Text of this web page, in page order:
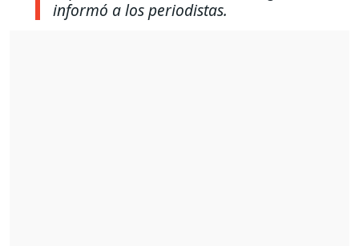
informó a los periodistas.